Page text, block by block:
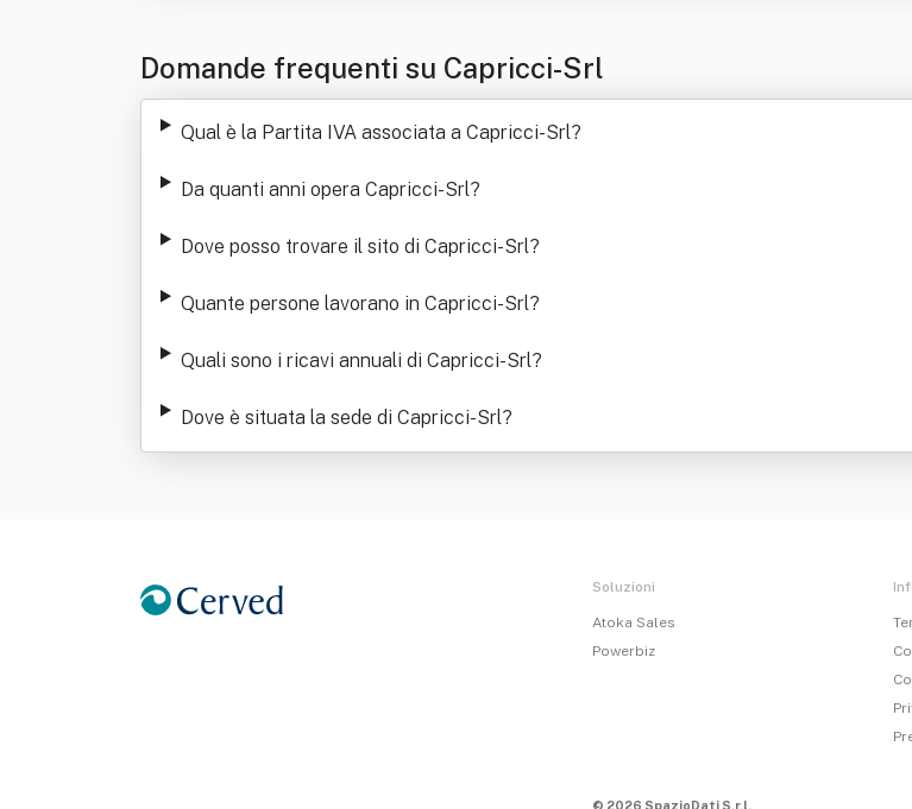
Domande frequenti su Capricci-Srl
Qual è la Partita IVA associata a Capricci-Srl?
Da quanti anni opera Capricci-Srl?
Dove posso trovare il sito di Capricci-Srl?
Quante persone lavorano in Capricci-Srl?
Quali sono i ricavi annuali di Capricci-Srl?
Dove è situata la sede di Capricci-Srl?
Soluzioni
Atoka Sales
Powerbiz
© 2026 SpazioDati S.r.l.